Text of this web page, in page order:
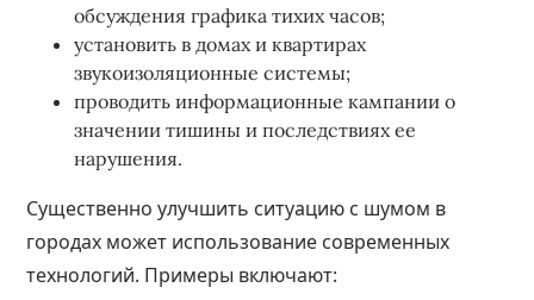
обсуждения графика тихих часов;
установить в домах и квартирах
звукоизоляционные системы;
проводить информационные кампании о
значении тишины и последствиях ее
нарушения.
Существенно улучшить ситуацию с шумом в
городах может использование современных
технологий. Примеры включают: